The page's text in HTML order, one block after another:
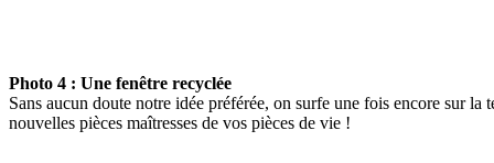
Photo 4 : Une fenêtre recyclée
Sans aucun doute notre idée préférée, on surfe une fois encore sur
nouvelles pièces maîtresses de vos pièces de vie !